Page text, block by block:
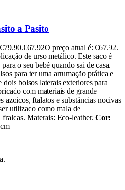
a Pasito
€67.92O preço atual é: €67.92.
de urso metálico. Este saco é
o seu bebé quando sai de casa.
para ter uma arrumação prática e
bolsos laterais exteriores para
com materiais de grande
azoicos, ftalatos e substâncias nocivas
utilizado como mala de
Materais: Eco-leather. Cor: